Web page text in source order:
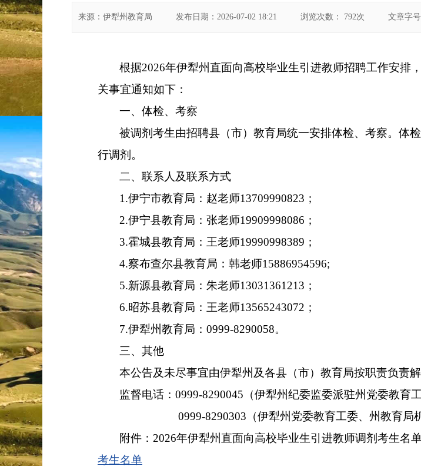
来源： 伊犁州教育局 发布日期： 2026-07-02 18:21 浏览次数： 792次 文章字号
根据2026年伊犁州直面向高校毕业生引进教师招聘工作安排
关事宜通知如下：
一、体检、考察
被调剂考生由招聘县（市）教育局统一安排体检、考察。体
行调剂。
二、联系人及联系方式
1.伊宁市教育局：赵老师13709990823 ；
2.伊宁县教育局：张老师19909998086 ；
3.霍城县教育局：王老师19990998389 ；
4.察布查尔县教育局：韩老师15886954596;
5.新源县教育局：朱老师13031361213 ；
6.昭苏县教育局：王老师13565243072 ；
7.伊犁州教育局：0999-8290058。
三、其他
本公告及未尽事宜由伊犁州及各县（市）教育局按职责负责解
监督电话：0999-8290045 （伊犁州纪委监委派驻州党委教育
0999-8290303 （伊犁州党委教育工委、州教育局
附件： 2026年伊犁州直面向高校毕业生引进教师调剂考生名
考生名单